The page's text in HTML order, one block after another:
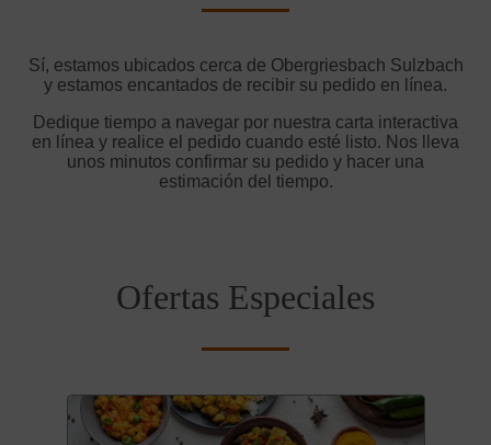
Sí, estamos ubicados cerca de Obergriesbach Sulzbach
y estamos encantados de recibir su pedido en línea.
Dedique tiempo a navegar por nuestra carta interactiva
en línea y realice el pedido cuando esté listo. Nos lleva
unos minutos confirmar su pedido y hacer una
estimación del tiempo.
Ofertas Especiales